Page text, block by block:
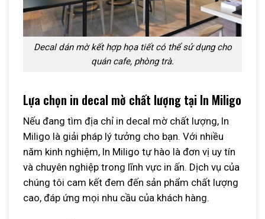
Decal dán mờ kết hợp họa tiết có thể sử dụng cho
quán cafe, phòng trà.
Lựa chọn in decal mờ chất lượng tại In Miligo
Nếu đang tìm địa chỉ in decal mờ chất lượng, In
Miligo là giải pháp lý tưởng cho bạn. Với nhiều
năm kinh nghiệm, In Miligo tự hào là đơn vị uy tín
và chuyên nghiệp trong lĩnh vực in ấn. Dịch vụ của
chúng tôi cam kết đem đến sản phẩm chất lượng
cao, đáp ứng mọi nhu cầu của khách hàng.